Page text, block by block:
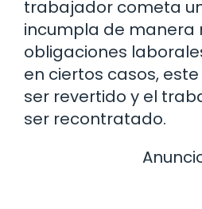
trabajador cometa
incumpla de manera
obligaciones
en ciertos casos,
ser revertido y el
ser recontratado.